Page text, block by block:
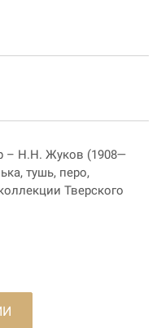
– Н.Н. Жуков (1908—
тушь, перо,
Тверского